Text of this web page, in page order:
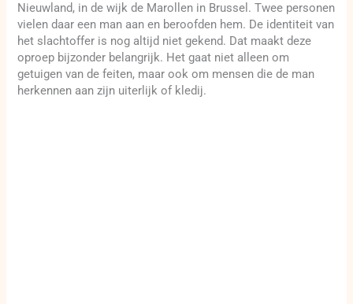
Nieuwland, in de wijk de Marollen in Brussel. Twee personen
vielen daar een man aan en beroofden hem. De identiteit van
het slachtoffer is nog altijd niet gekend. Dat maakt deze
oproep bijzonder belangrijk. Het gaat niet alleen om
getuigen van de feiten, maar ook om mensen die de man
herkennen aan zijn uiterlijk of kledij.